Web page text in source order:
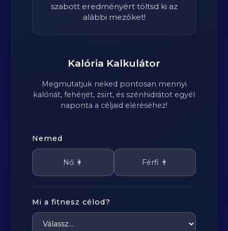
szabott eredményért töltsd ki az
alábbi mezőket!
Kalória Kalkulátor
Megmutatjuk neked pontosan mennyi
kalóriát, fehérjét, zsírt, és szénhidrátot egyél
naponta a céljaid eléréséhez!
Nemed
Nő 👩 Férfi 👨
Mi a fitnesz célod?